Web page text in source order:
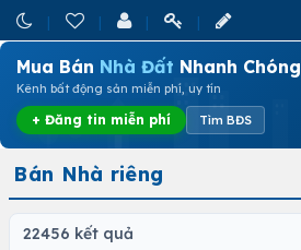
Mua Bán Nhà Đất Nhanh Chóng
Kênh bất động sản miễn phí, uy tín
+ Đăng tin miễn phí Tìm BĐS
Bán Nhà riêng
22456 kết quả